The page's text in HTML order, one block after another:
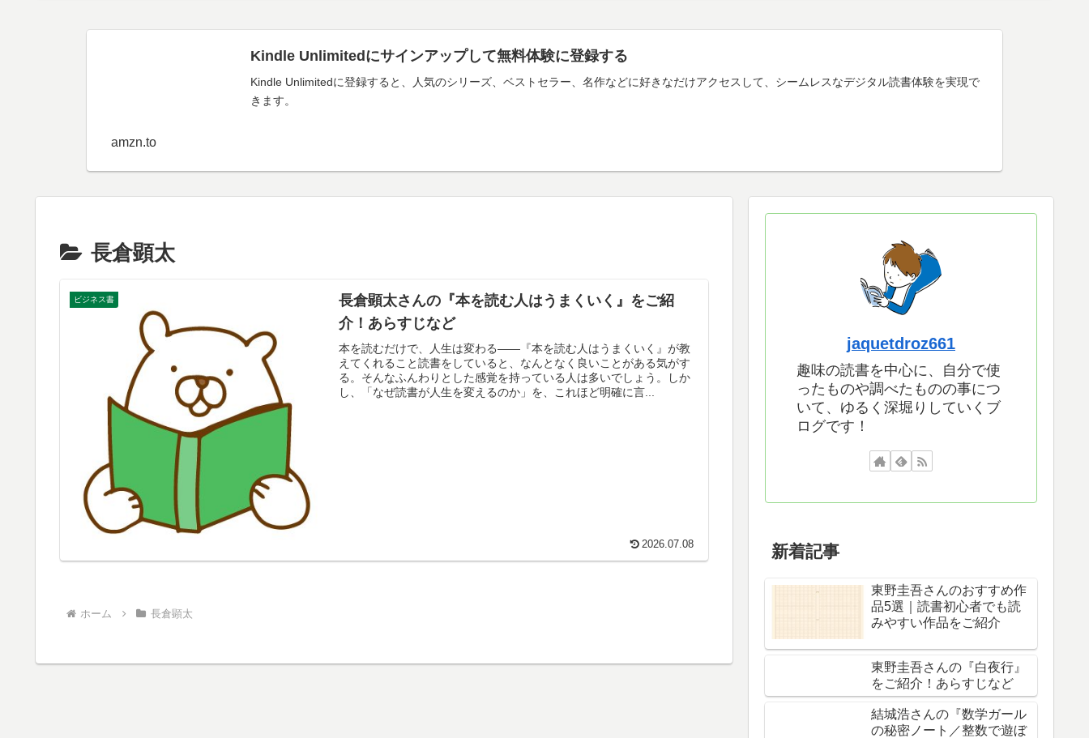
Kindle Unlimitedにサインアップして無料体験に登録する
Kindle Unlimitedに登録すると、人気のシリーズ、ベストセラー、名作などに好きなだけアクセスして、シームレスなデジタル読書体験を実現で
きます。
amzn.to
長倉顕太
ビジネス書
長倉顕太さんの『本を読む人はうまくいく』をご紹
介！あらすじなど
本を読むだけで、人生は変わる——『本を読む人はうまくいく』が教
えてくれること読書をしていると、なんとなく良いことがある気がす
る。そんなふんわりとした感覚を持っている人は多いでしょう。しか
し、「なぜ読書が人生を変えるのか」を、これほど明確に言...
2026.07.08
ホーム 長倉顕太
jaquetdroz661
趣味の読書を中心に、自分で使
ったものや調べたものの事につ
いて、ゆるく深堀りしていくブ
ログです！
新着記事
東野圭吾さんのおすすめ作
品5選｜読書初心者でも読
みやすい作品をご紹介
東野圭吾さんの『白夜行』
をご紹介！あらすじなど
結城浩さんの『数学ガール
の秘密ノート／整数で遊ぼ